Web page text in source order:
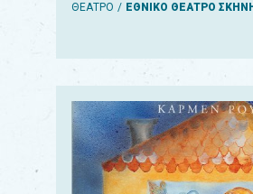
ΘΕΑΤΡΟ ΕΘΝΙΚΟ ΘΕΑΤΡΟ